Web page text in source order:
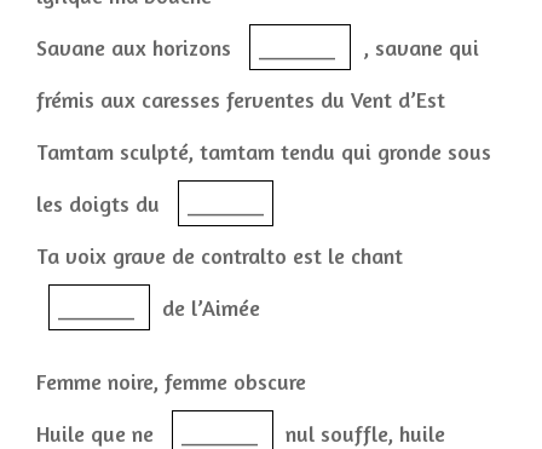
Savane aux horizons
, savane qui
frémis aux caresses ferventes du Vent d’Est
Tamtam sculpté, tamtam tendu qui gronde sous
les doigts du
Ta voix grave de contralto est le chant
de l’Aimée
Femme noire, femme obscure
Huile que ne
nul souffle, huile